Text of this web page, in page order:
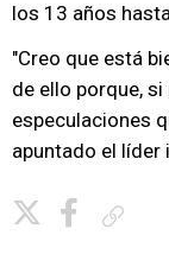
los 13 años
"Creo que está
de ello porque,
especulaciones
apuntado el líder